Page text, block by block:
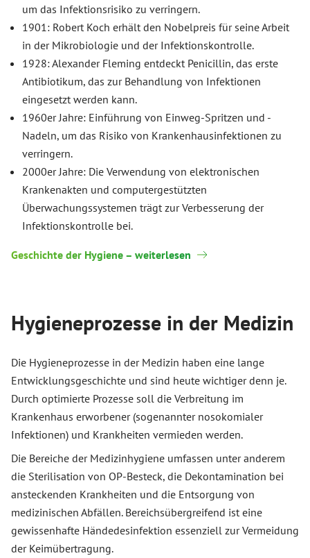
um das Infektionsrisiko zu verringern.
1901: Robert Koch erhält den Nobelpreis für seine Arbeit
in der Mikrobiologie und der Infektionskontrolle.
1928: Alexander Fleming entdeckt Penicillin, das erste
Antibiotikum, das zur Behandlung von Infektionen
eingesetzt werden kann.
1960er Jahre: Einführung von Einweg-Spritzen und -
Nadeln, um das Risiko von Krankenhausinfektionen zu
verringern.
2000er Jahre: Die Verwendung von elektronischen
Krankenakten und computergestützten
Überwachungssystemen trägt zur Verbesserung der
Infektionskontrolle bei.
Geschichte der Hygiene – weiterlesen
Hygieneprozesse in der Medizin
Die Hygieneprozesse in der Medizin haben eine lange
Entwicklungsgeschichte und sind heute wichtiger denn je.
Durch optimierte Prozesse soll die Verbreitung im
Krankenhaus erworbener (sogenannter nosokomialer
Infektionen) und Krankheiten vermieden werden.
Die Bereiche der Medizinhygiene umfassen unter anderem
die Sterilisation von OP-Besteck, die Dekontamination bei
ansteckenden Krankheiten und die Entsorgung von
medizinischen Abfällen. Bereichsübergreifend ist eine
gewissenhafte Händedesinfektion essenziell zur Vermeidung
der Keimübertragung.